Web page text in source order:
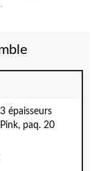
épaisseurs
paq. 20